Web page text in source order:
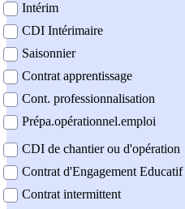
Intérim
CDI Intérimaire
Saisonnier
Contrat apprentissage
Cont. professionnalisation
Prépa.opérationnel.emploi
CDI de chantier ou d'opération
Contrat d'Engagement Educatif
Contrat intermittent